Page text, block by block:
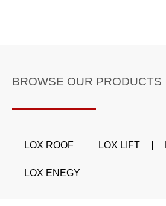
BROWSE OUR PRODUCTS
LOX ROOF LOX LIFT
LOX ENEGY